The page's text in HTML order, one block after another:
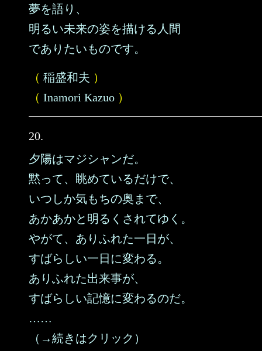
夢を語り、
明るい未来の姿を描ける人間
でありたいものです。
（ 稲盛和夫 ）
（ Inamori Kazuo ）
20.
夕陽はマジシャンだ。
黙って、眺めているだけで、
いつしか気もちの奥まで、
あかあかと明るくされてゆく。
やがて、ありふれた一日が、
すばらしい一日に変わる。
ありふれた出来事が、
すばらしい記憶に変わるのだ。
……
（→続きはクリック）